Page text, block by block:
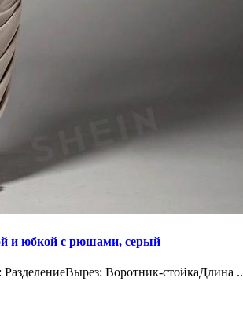
и юбкой с рюшами, серый
Воротник-стойкаДлина ..